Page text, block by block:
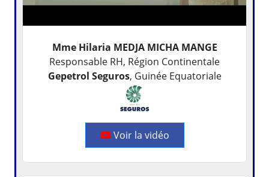
Mme Hilaria MEDJA MICHA MANGE
Responsable RH, Région Continentale
Gepetrol Seguros, Guinée Equatoriale
Voir la vidéo